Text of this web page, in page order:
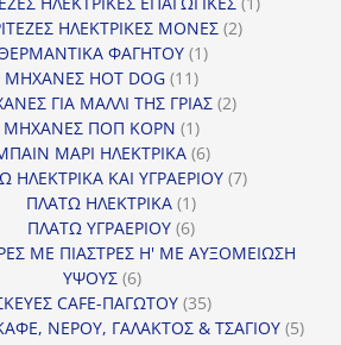
ΗΛΕΚΤΡΙΚΕΣ ΜΟΝΕΣ 22
ΦΑΓΗΤΟΥ 11
ΜΗΧΑΝΕΣ HOT DOG 1111
προϊόντα
ΓΙΑ ΜΑΛΛΙ ΤΗΣ ΓΡΙΑΣ 22
ΜΗΧΑΝΕΣ ΠΟΠ ΚΟΡΝ 11
προϊόν
ΜΑΡΙ ΗΛΕΚΤΡΙΚΑ 66
προϊόντα
ΗΛΕΚΤΡΙΚΑ ΚΑΙ ΥΓΡΑΕΡΙΟΥ 77
ΠΛΑΤΩ ΗΛΕΚΤΡΙΚΑ 11
προϊόν
ΠΛΑΤΩ ΥΓΡΑΕΡΙΟΥ 66
προϊόντα
ΜΕ ΠΙΑΣΤΡΕΣ Η' ΜΕ ΑΥΞΟΜΕΙΩΣΗ
ΥΨΟΥΣ 66
προϊόντα
CAFE-ΠΑΓΩΤΟΥ 3535
προϊόντα
ΝΕΡΟΥ, ΓΑΛΑΚΤΟΣ & ΤΣΑΓΙΟΥ 55